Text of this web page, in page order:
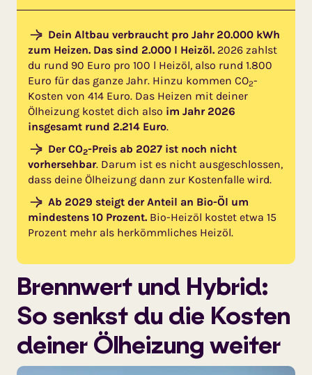
Dein Altbau verbraucht pro Jahr 20.000 kWh
zum Heizen. Das sind 2.000 l Heizöl. 2026 zahlst
du rund 90 Euro pro 100 l Heizöl, also rund 1.800
Euro für das ganze Jahr. Hinzu kommen CO2-
Kosten von 414 Euro. Das Heizen mit deiner
Ölheizung kostet dich also im Jahr 2026
insgesamt rund 2.214 Euro.
Der CO2-Preis ab 2027 ist noch nicht
vorhersehbar. Darum ist es nicht ausgeschlossen,
dass deine Ölheizung dann zur Kostenfalle wird.
Ab 2029 steigt der Anteil an Bio-Öl um
mindestens 10 Prozent. Bio-Heizöl kostet etwa 15
Prozent mehr als herkömmliches Heizöl.
Brennwert und Hybrid:
So senkst du die Kosten
deiner Ölheizung weiter